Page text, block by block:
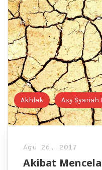
Akhlak Asy Syariah
Agu 26, 2017
Akibat